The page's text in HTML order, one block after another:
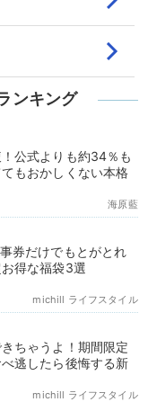
ンキング
公式よりも約34％も
もおかしくない本格
海原藍
券だけでもとがとれ
得な福袋3選
michill ライフスタイル
ちゃうよ！期間限定
逃したら後悔する新
michill ライフスタイル